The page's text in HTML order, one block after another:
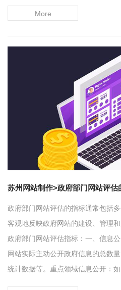
More
苏州网站制作>政府部门网站评估
政府部门网站评估的指标通常包括
客观地反映政府网站的建设、管理
政府部门网站评估指标：一、信息
网站实际主动公开政府信息的总数
统计数据等。重点领域信息公开：